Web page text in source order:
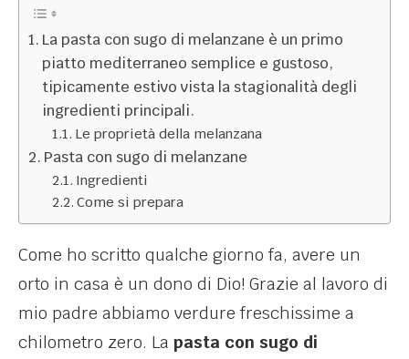
La pasta con sugo di melanzane è un primo
piatto mediterraneo semplice e gustoso,
tipicamente estivo vista la stagionalità degli
ingredienti principali.
Le proprietà della melanzana
Pasta con sugo di melanzane
Ingredienti
Come si prepara
Come ho scritto qualche giorno fa, avere un
orto in casa è un dono di Dio! Grazie al lavoro di
mio padre abbiamo verdure freschissime a
chilometro zero. La pasta con sugo di